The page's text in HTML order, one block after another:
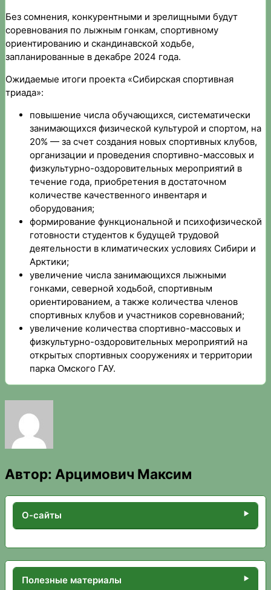
Без сомнения, конкурентными и зрелищными будут
соревнования по лыжным гонкам, спортивному
ориентированию и скандинавской ходьбе,
запланированные в декабре 2024 года.
Ожидаемые итоги проекта «Сибирская спортивная
триада»:
повышение числа обучающихся, систематически
занимающихся физической культурой и спортом, на
20% — за счет создания новых спортивных клубов,
организации и проведения спортивно-массовых и
физкультурно-оздоровительных мероприятий в
течение года, приобретения в достаточном
количестве качественного инвентаря и
оборудования;
формирование функциональной и психофизической
готовности студентов к будущей трудовой
деятельности в климатических условиях Сибири и
Арктики;
увеличение числа занимающихся лыжными
гонками, северной ходьбой, спортивным
ориентированием, а также количества членов
спортивных клубов и участников соревнований;
увеличение количества спортивно-массовых и
физкультурно-оздоровительных мероприятий на
открытых спортивных сооружениях и территории
парка Омского ГАУ.
Автор: Арцимович Максим
О-сайты
Полезные материалы